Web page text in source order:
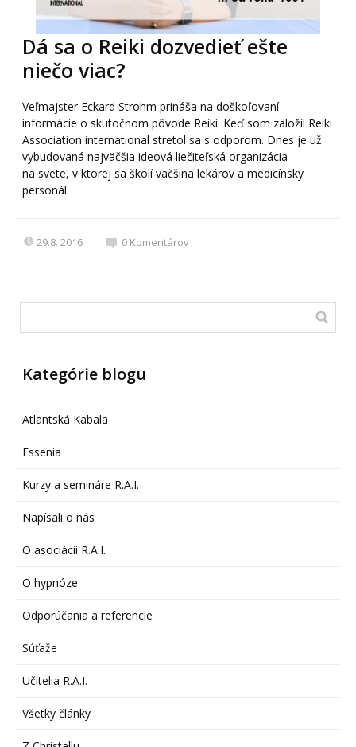
Dá sa o Reiki dozvedieť ešte
niečo viac?
Veľmajster Eckard Strohm prináša na doškoľovaní
informácie o skutočnom pôvode Reiki. Keď som založil Reiki
Association international stretol sa s odporom. Dnes je už
vybudovaná najväčšia ideová liečiteľská organizácia
na svete, v ktorej sa školí väčšina lekárov a medicínsky
personál.
29.8. 2016 0 Komentárov
Kategórie blogu
Atlantská Kabala
Essenia
Kurzy a semináre R.A.I.
Napísali o nás
O asociácii R.A.I.
O hypnóze
Odporúčania a referencie
Súťaže
Učitelia R.A.I.
Všetky články